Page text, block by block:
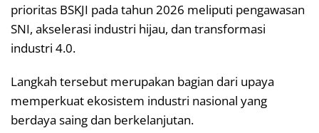
prioritas BSKJI pada tahun 2026 meliputi pengawasan
SNI, akselerasi industri hijau, dan transformasi
industri 4.0.
Langkah tersebut merupakan bagian dari upaya
memperkuat ekosistem industri nasional yang
berdaya saing dan berkelanjutan.